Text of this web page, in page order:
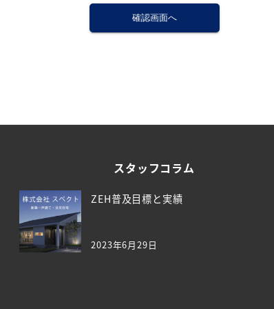
スタッフコラム
ZEH普及目標と実績
2023年6月29日